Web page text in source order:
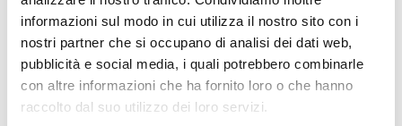
informazioni sul modo in cui utilizza il nostro sito con i
nostri partner che si occupano di analisi dei dati web,
pubblicità e social media, i quali potrebbero combinarle
con altre informazioni che ha fornito loro o che hanno
raccolto dal suo utilizzo dei loro servizi.
Zoom Minimize map
Offerte